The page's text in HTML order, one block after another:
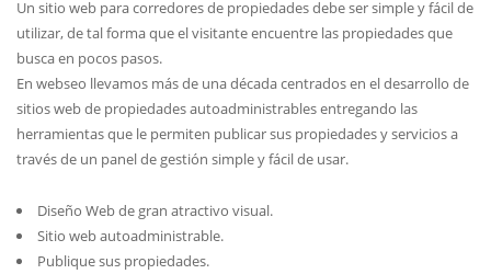
Un sitio web para corredores de propiedades debe ser simple y fácil de
utilizar, de tal forma que el visitante encuentre las propiedades que
busca en pocos pasos.
En webseo llevamos más de una década centrados en el desarrollo de
sitios web de propiedades autoadministrables entregando las
herramientas que le permiten publicar sus propiedades y servicios a
través de un panel de gestión simple y fácil de usar.
Diseño Web de gran atractivo visual.
Sitio web autoadministrable.
Publique sus propiedades.